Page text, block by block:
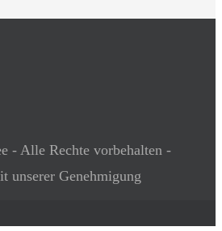
- Alle Rechte vorbehalten -
unserer Genehmigung